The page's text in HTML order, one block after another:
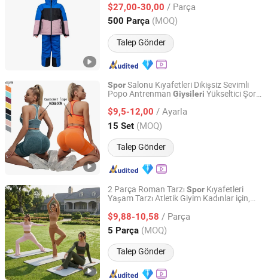
$27,00-30,00 / Parça
500 Parça (MOQ)
Talep Gönder
Fujian, China Fiyat 2023
SporSalonu Kıyafetleri Dikişsiz Sevimli
Popo Antrenman Giysileri Yükseltici Şort
Sütyeni Yoga Şort Takımı Kadınlar İçin
$9,5-12,00 / Ayarla
15 Set (MOQ)
Talep Gönder
Xiamen Aimeee Garment Co., Ltd.
Fujian, China Fiyat 2021
2 Parça Roman Tarzı Spor Kıyafetleri
Yaşam Tarzı Atletik Giyim Kadınlar için,
Yoga Pantolonları Şirin Dantel Süslemeli
$9,88-10,58 / Parça
5 Parça (MOQ)
Talep Gönder
Dongguan Tianchen Garment Technology Co., Ltd.
Guangdong, China Fiyat 2012